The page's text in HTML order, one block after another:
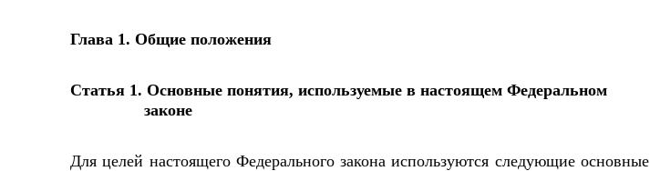
Глава 1. Общие положения
Статья 1. Основные понятия, используемые в настоящем Федеральном
законе
Для целей настоящего Федерального закона используются следующие основные